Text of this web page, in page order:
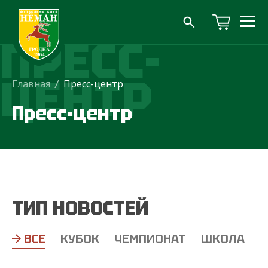
ПРЕСС-
ЦЕНТР
Главная / Пресс-центр
Пресс-центр
ТИП НОВОСТЕЙ
ВСЕ КУБОК ЧЕМПИОНАТ ШКОЛА